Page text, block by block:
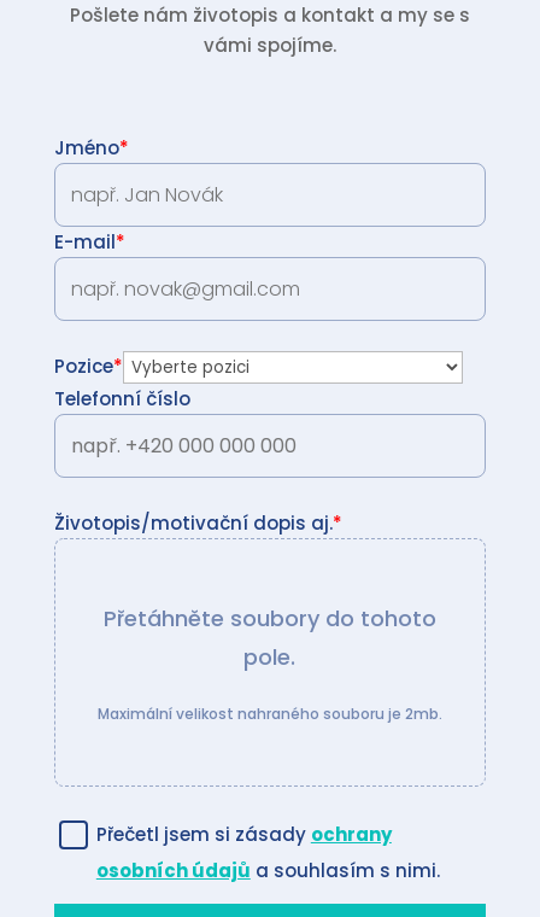
Pošlete nám životopis a kontakt a my se s
vámi spojíme.
Jméno*
E-mail*
Pozice*
Telefonní číslo
Životopis/motivační dopis aj.*
Přetáhněte soubory do tohoto
pole.
Maximální velikost nahraného souboru je 2mb.
Přečetl jsem si zásady ochrany
osobních údajů a souhlasím s nimi.